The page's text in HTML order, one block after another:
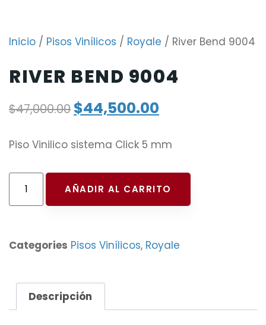
Inicio / Pisos Vinílicos / Royale / River Bend 9004
RIVER BEND 9004
$47,000.00 $44,500.00
Piso Vinilico sistema Click 5 mm
AÑADIR AL CARRITO
Categories Pisos Vinílicos, Royale
Descripción